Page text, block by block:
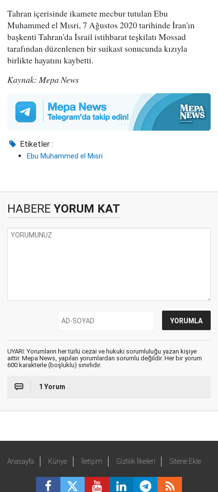
Tahran içerisinde ikamete mecbur tutulan Ebu
Muhammed el Mısri, 7 Ağustos 2020 tarihinde İran'ın
başkenti Tahran'da İsrail istihbarat teşkilatı Mossad
tarafından düzenlenen bir suikast sonucunda kızıyla
birlikte hayatını kaybetti.
Kaynak: Mepa News
Etiketler :
Ebu Muhammed el Mısri
HABERE YORUM KAT
UYARI: Yorumların her türlü cezai ve hukuki sorumluluğu yazan kişiye
aittir. Mepa News, yapılan yorumlardan sorumlu değildir. Her bir yorum
600 karakterle (boşluklu) sınırlıdır.
1 Yorum
Anasayfa Künye İletişim Gizlilik İlkeleri Sitene Ekle